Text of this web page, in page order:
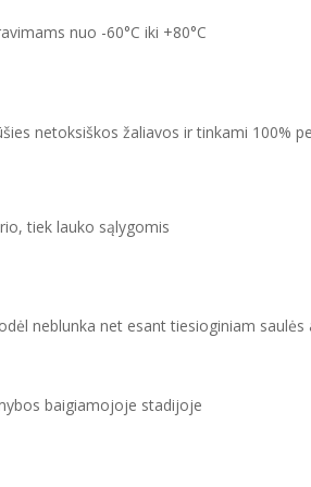
nuo -60°C iki +80°C
netoksiškos žaliavos ir tinkami 100%
tiek lauko sąlygomis
neblunka net esant tiesioginiam saulės
baigiamojoje stadijoje